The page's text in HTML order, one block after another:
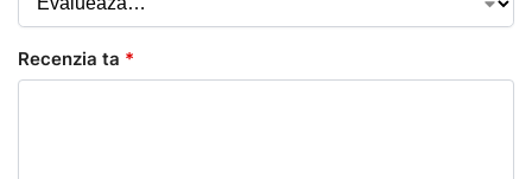
Recenzia ta *